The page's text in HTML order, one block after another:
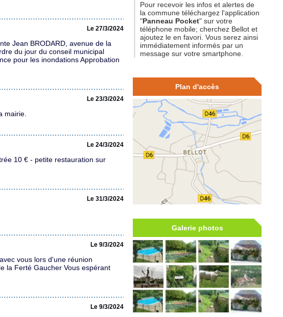
Le 27/3/2024
Jean BRODARD, avenue de la
du jour du conseil municipal
pour les inondations Approbation
Le 23/3/2024
mairie.
Le 24/3/2024
10 € - petite restauration sur
Le 31/3/2024
Le 9/3/2024
vous lors d'une réunion
la Ferté Gaucher Vous espérant
Le 9/3/2024
Pour recevoir les infos et alertes de
la commune téléchargez l'application
"Panneau Pocket" sur votre
téléphone mobile; cherchez Bellot et
ajoutez le en favori. Vous serez ainsi
immédiatement informés par un
message sur votre smartphone.
Plan d'accès
Galerie photos